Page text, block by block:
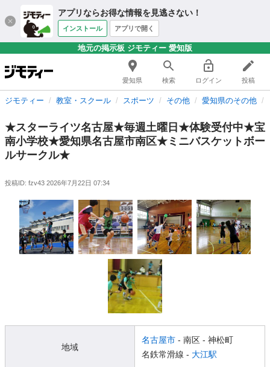
アプリならお得な情報を見逃さない！
インストール アプリで開く
地元の掲示板 ジモティー 愛知版
愛知県 検索 ログイン 投稿
ジモティー 教室・スクール スポーツ その他 愛知県のその他
★スターライツ名古屋★毎週土曜日★体験受付中★宝
南小学校★愛知県名古屋市南区★ミニバスケットボー
ルサークル★
投稿ID: fzv43 2026年7月22日 07:34
地域
名古屋市 - 南区 - 神松町
名鉄常滑線 - 大江駅